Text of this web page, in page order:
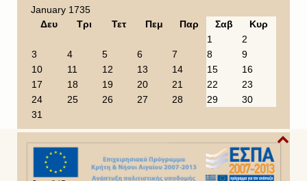
i
e
a
r
i
o
o
t
h
Y
e
M
January 1735
Δευ
Τρι Τετ Πεμ Παρ Σαβ
Κυρ
1
2
3
4 5 6 7 8
9
10
11 12 13 14 15
16
17
18 19 20 21 22
23
24
25 26 27 28 29
30
31